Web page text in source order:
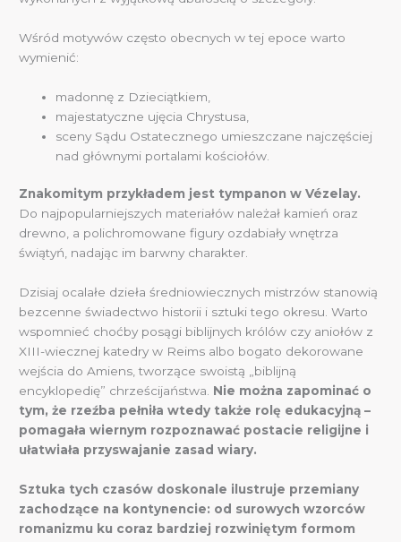
Wśród motywów często obecnych w tej epoce warto
wymienić:
madonnę z Dzieciątkiem,
majestatyczne ujęcia Chrystusa,
sceny Sądu Ostatecznego umieszczane najczęściej
nad głównymi portalami kościołów.
Znakomitym przykładem jest tympanon w Vézelay.
Do najpopularniejszych materiałów należał kamień oraz
drewno, a polichromowane figury ozdabiały wnętrza
świątyń, nadając im barwny charakter.
Dzisiaj ocalałe dzieła średniowiecznych mistrzów stanowią
bezcenne świadectwo historii i sztuki tego okresu. Warto
wspomnieć choćby posągi biblijnych królów czy aniołów z
XIII-wiecznej katedry w Reims albo bogato dekorowane
wejścia do Amiens, tworzące swoistą „biblijną
encyklopedię” chrześcijaństwa. Nie można zapominać o
tym, że rzeźba pełniła wtedy także rolę edukacyjną –
pomagała wiernym rozpoznawać postacie religijne i
ułatwiała przyswajanie zasad wiary.
Sztuka tych czasów doskonale ilustruje przemiany
zachodzące na kontynencie: od surowych wzorców
romanizmu ku coraz bardziej rozwiniętym formom